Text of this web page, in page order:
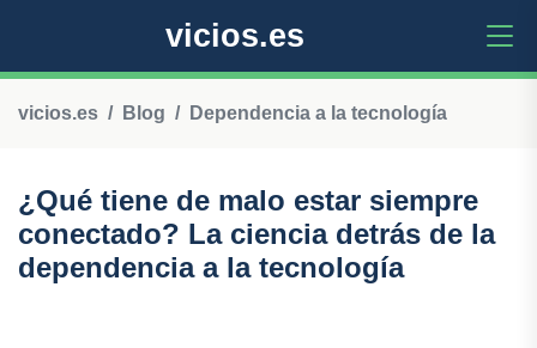
vicios.es
vicios.es Blog Dependencia a la tecnología
¿Qué tiene de malo estar siempre
conectado? La ciencia detrás de la
dependencia a la tecnología